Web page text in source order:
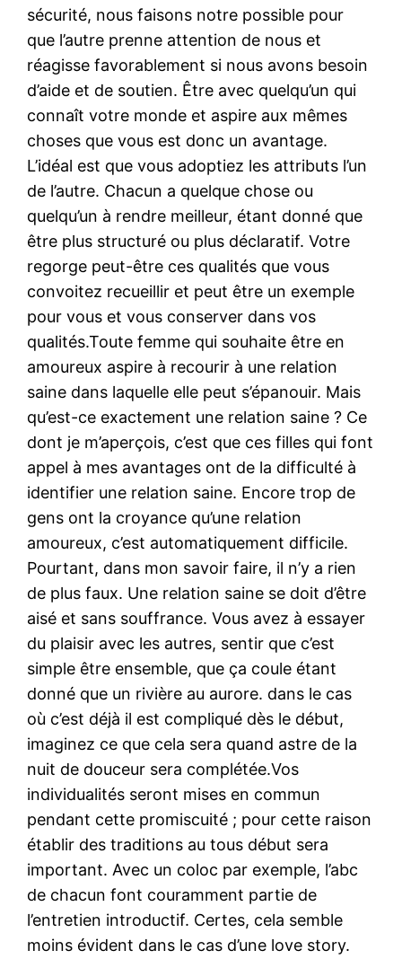
sécurité, nous faisons notre possible pour
que l’autre prenne attention de nous et
réagisse favorablement si nous avons besoin
d’aide et de soutien. Être avec quelqu’un qui
connaît votre monde et aspire aux mêmes
choses que vous est donc un avantage.
L’idéal est que vous adoptiez les attributs l’un
de l’autre. Chacun a quelque chose ou
quelqu’un à rendre meilleur, étant donné que
être plus structuré ou plus déclaratif. Votre
regorge peut-être ces qualités que vous
convoitez recueillir et peut être un exemple
pour vous et vous conserver dans vos
qualités.Toute femme qui souhaite être en
amoureux aspire à recourir à une relation
saine dans laquelle elle peut s’épanouir. Mais
qu’est-ce exactement une relation saine ? Ce
dont je m’aperçois, c’est que ces filles qui font
appel à mes avantages ont de la difficulté à
identifier une relation saine. Encore trop de
gens ont la croyance qu’une relation
amoureux, c’est automatiquement difficile.
Pourtant, dans mon savoir faire, il n’y a rien
de plus faux. Une relation saine se doit d’être
aisé et sans souffrance. Vous avez à essayer
du plaisir avec les autres, sentir que c’est
simple être ensemble, que ça coule étant
donné que un rivière au aurore. dans le cas
où c’est déjà il est compliqué dès le début,
imaginez ce que cela sera quand astre de la
nuit de douceur sera complétée.Vos
individualités seront mises en commun
pendant cette promiscuité ; pour cette raison
établir des traditions au tous début sera
important. Avec un coloc par exemple, l’abc
de chacun font couramment partie de
l’entretien introductif. Certes, cela semble
moins évident dans le cas d’une love story.